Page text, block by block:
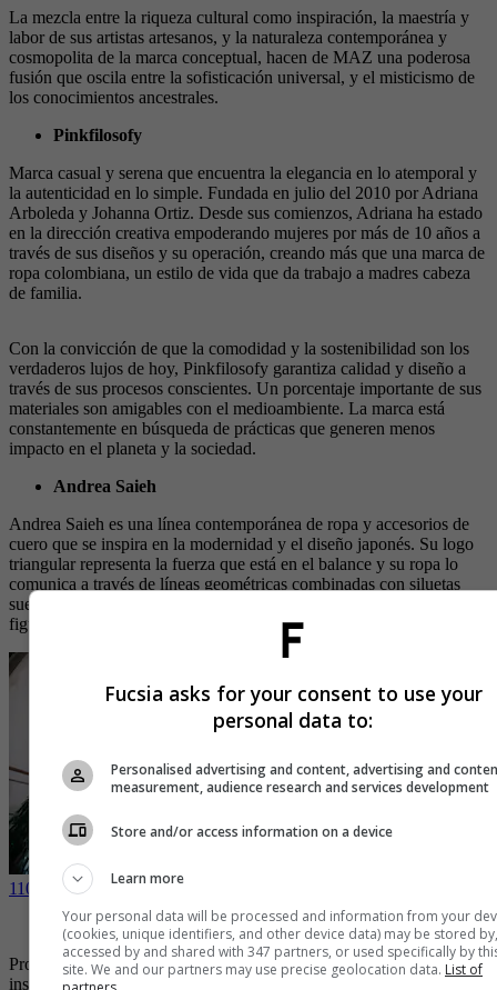
La mezcla entre la riqueza cultural como inspiración, la maestría y
labor de sus artistas artesanos, y la naturaleza contemporánea y
cosmopolita de la marca conceptual, hacen de MAZ una poderosa
fusión que oscila entre la sofisticación universal, y el misticismo de
los conocimientos ancestrales.
Pinkfilosofy
Marca casual y serena que encuentra la elegancia en lo atemporal y
la autenticidad en lo simple. Fundada en julio del 2010 por Adriana
Arboleda y Johanna Ortiz. Desde sus comienzos, Adriana ha estado
en la dirección creativa empoderando mujeres por más de 10 años a
través de sus diseños y su operación, creando más que una marca de
ropa colombiana, un estilo de vida que da trabajo a madres cabeza
de familia.
Con la convicción de que la comodidad y la sostenibilidad son los
verdaderos lujos de hoy, Pinkfilosofy garantiza calidad y diseño a
través de sus procesos conscientes. Un porcentaje importante de sus
materiales son amigables con el medioambiente. La marca está
constantemente en búsqueda de prácticas que generen menos
impacto en el planeta y la sociedad.
Andrea Saieh
Andrea Saieh es una línea contemporánea de ropa y accesorios de
cuero que se inspira en la modernidad y el diseño japonés. Su logo
triangular representa la fuerza que está en el balance y su ropa lo
comunica a través de líneas geométricas combinadas con siluetas
sueltas. En sus accesorios lo vemos en contrastes de colores y
figuras geométricas.
110 marcas y 14 pasarelas llegan a Bogota Fashion Week 2023
Project Adamo
Project Adamo ofrece resortwearcon un toque contemporáneo,
inspirándose en el arte moderno, la forma, y la teoría del color.
Fucsia asks for your consent to use your
personal data to:
Personalised advertising and content, advertising and
measurement, audience research and services development
Store and/or access information on a device
Learn more
Your personal data will be processed and information from your
(cookies, unique identifiers, and other device data) may be stored by,
accessed by and shared with 347 partners, or used specifically by
site. We and our partners may use precise geolocation data. List of